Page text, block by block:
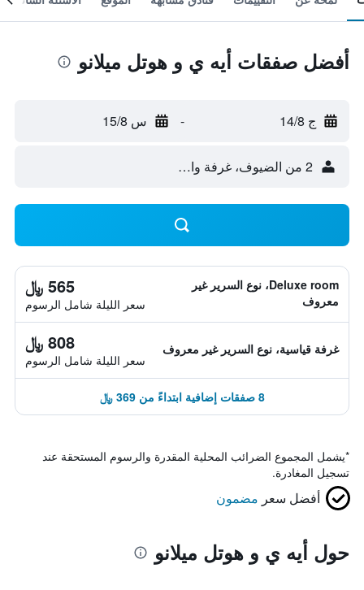
أفضل صفقات أيه ي و هوتل ميلانو
ج 14/8 - س 15/8
2 من الضيوف، غرفة واحدة
Deluxe room، نوع السرير غير
معروف
565 ﷼
سعر الليلة شامل الرسوم
غرفة قياسية، نوع السرير غير معروف 808 ﷼
سعر الليلة شامل الرسوم
8 صفقات إضافية ابتداءً من 369 ﷼
*يشمل المجموع الضرائب المحلية المقدرة والرسوم المستحقة عند
تسجيل المغادرة.
أفضل سعر مضمون
حول أيه ي و هوتل ميلانو